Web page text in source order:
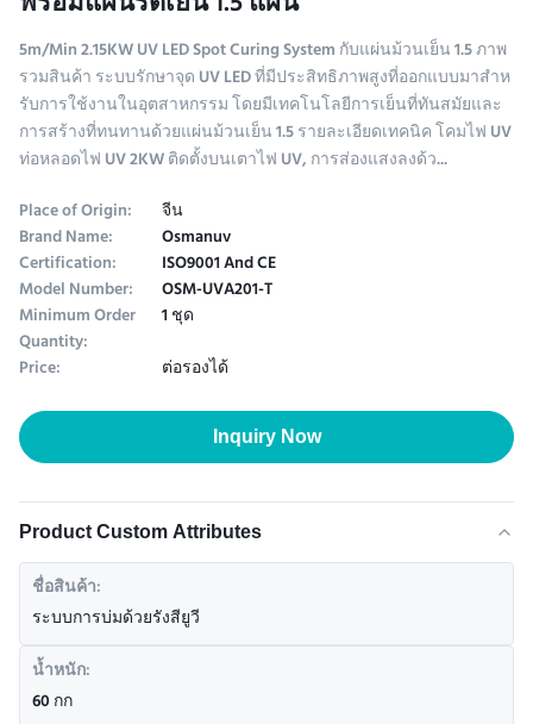
5m/Min 2.15KW UV LED Spot Curing System กับแผ่นม้วนเย็น 1.5 ภาพ
รวมสินค้า ระบบรักษาจุด UV LED ที่มีประสิทธิภาพสูงที่ออกแบบมาสําห
รับการใช้งานในอุตสาหกรรม โดยมีเทคโนโลยีการเย็นที่ทันสมัยและ
การสร้างที่ทนทานด้วยแผ่นม้วนเย็น 1.5 รายละเอียดเทคนิค โคมไฟ UV
ท่อหลอดไฟ UV 2KW ติดตั้งบนเตาไฟ UV, การส่องแสงลงด้ว...
Place of Origin:
จีน
Brand Name: Osmanuv
Certification: ISO9001 And CE
Model Number: OSM-UVA201-T
Minimum Order
Quantity:
1 ชุด
Price:
ต่อรองได้
Inquiry Now
Product Custom Attributes
ชื่อสินค้า:
ระบบการบ่มด้วยรังสียูวี
น้ำหนัก:
60 กก